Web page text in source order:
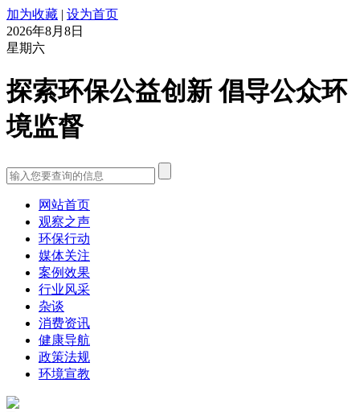
加为收藏 | 设为首页
2026年8月8日
星期六
探索环保公益创新 倡导公众环
境监督
网站首页
观察之声
环保行动
媒体关注
案例效果
行业风采
杂谈
消费资讯
健康导航
政策法规
环境宣教